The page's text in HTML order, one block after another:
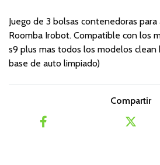
Juego de 3 bolsas contenedoras
Roomba Irobot. Compatible con los
s9 plus mas todos los modelos
base de auto limpiado)
Compartir